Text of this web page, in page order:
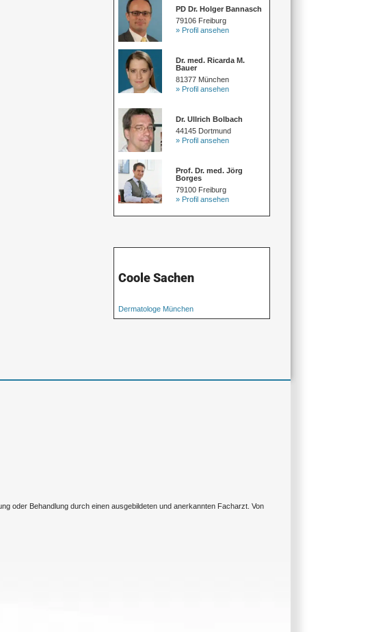
PD Dr. Holger Bannasch
79106 Freiburg
» Profil ansehen
Dr. med. Ricarda M.
Bauer
81377 München
» Profil ansehen
Dr. Ullrich Bolbach
44145 Dortmund
» Profil ansehen
Prof. Dr. med. Jörg
Borges
79100 Freiburg
» Profil ansehen
Coole Sachen
Dermatologe München
oder Behandlung durch einen ausgebildeten und anerkannten Facharzt. Von